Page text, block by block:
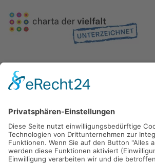
Gefördert durch die